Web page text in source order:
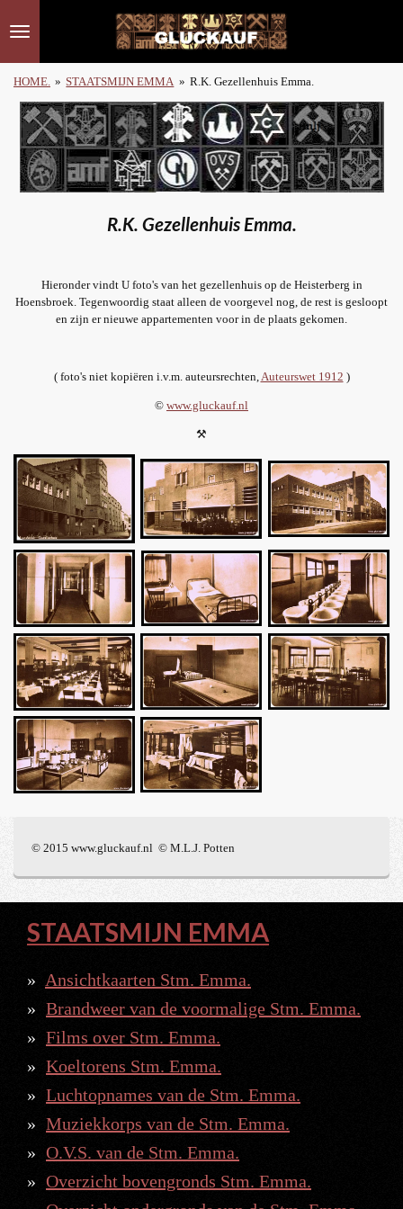
direct
hoofdinhoud
HOME. » STAATSMIJN EMMA » R.K. Gezellenhuis Emma.
R.K. Gezellenhuis Emma.
Hieronder vindt U foto's van het gezellenhuis op de Heisterberg in
Hoensbroek. Tegenwoordig staat alleen de voorgevel nog, de rest is gesloopt
en zijn er nieuwe appartementen voor in de plaats gekomen.
( foto's niet kopiëren i.v.m. auteursrechten, Auteurswet 1912 )
© www.gluckauf.nl
⚒
© 2015 www.gluckauf.nl © M.L.J. Potten
STAATSMIJN EMMA
Ansichtkaarten Stm. Emma.
Brandweer van de voormalige Stm. Emma.
Films over Stm. Emma.
Koeltorens Stm. Emma.
Luchtopnames van de Stm. Emma.
Muziekkorps van de Stm. Emma.
O.V.S. van de Stm. Emma.
Overzicht bovengronds Stm. Emma.